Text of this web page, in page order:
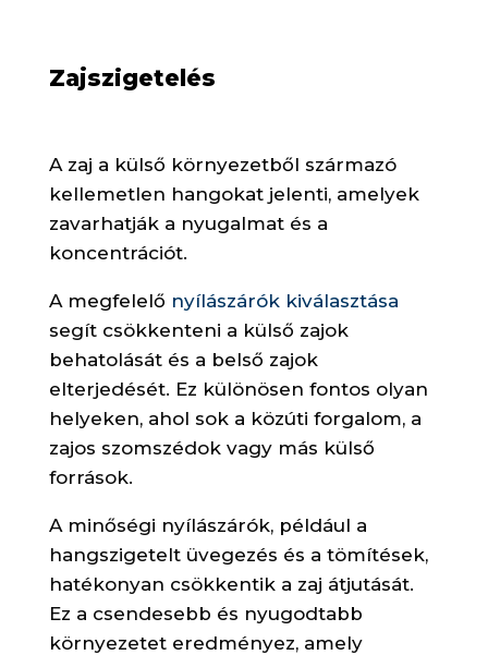
Zajszigetelés
A zaj a külső környezetből származó
kellemetlen hangokat jelenti, amelyek
zavarhatják a nyugalmat és a
koncentrációt.
A megfelelő nyílászárók kiválasztása
segít csökkenteni a külső zajok
behatolását és a belső zajok
elterjedését. Ez különösen fontos olyan
helyeken, ahol sok a közúti forgalom, a
zajos szomszédok vagy más külső
források.
A minőségi nyílászárók, például a
hangszigetelt üvegezés és a tömítések,
hatékonyan csökkentik a zaj átjutását.
Ez a csendesebb és nyugodtabb
környezetet eredményez, amely